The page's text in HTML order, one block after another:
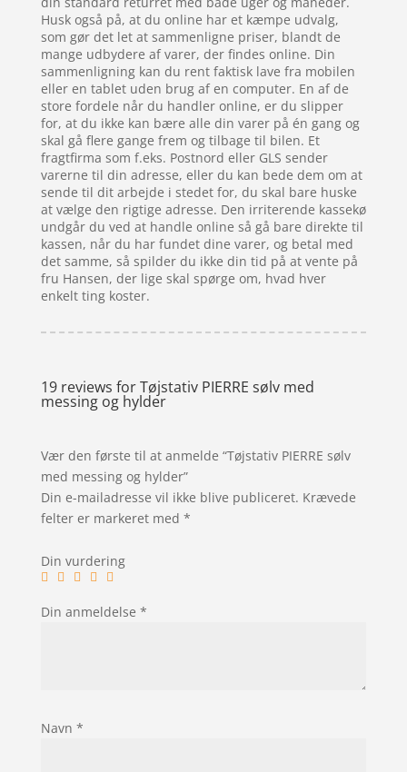
Husk også på, at du online har et kæmpe udvalg,
som gør det let at sammenligne priser, blandt de
mange udbydere af varer, der findes online. Din
sammenligning kan du rent faktisk lave fra mobilen
eller en tablet uden brug af en computer. En af de
store fordele når du handler online, er du slipper
for, at du ikke kan bære alle din varer på én gang og
skal gå flere gange frem og tilbage til bilen. Et
fragtfirma som f.eks. Postnord eller GLS sender
varerne til din adresse, eller du kan bede dem om at
sende til dit arbejde i stedet for, du skal bare huske
at vælge den rigtige adresse. Den irriterende kassekø
undgår du ved at handle online så gå bare direkte til
kassen, når du har fundet dine varer, og betal med
det samme, så spilder du ikke din tid på at vente på
fru Hansen, der lige skal spørge om, hvad hver
enkelt ting koster.
19 reviews forTøjstativ PIERRE sølv med
messing og hylder
Vær den første til at anmelde “Tøjstativ PIERRE sølv
med messing og hylder”
Din e-mailadresse vil ikke blive publiceret. Krævede
felter er markeret med *
Din vurdering
Din anmeldelse *
Navn *